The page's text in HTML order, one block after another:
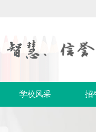
学校风采 招